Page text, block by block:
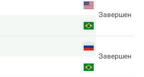
Завершен
Завершен